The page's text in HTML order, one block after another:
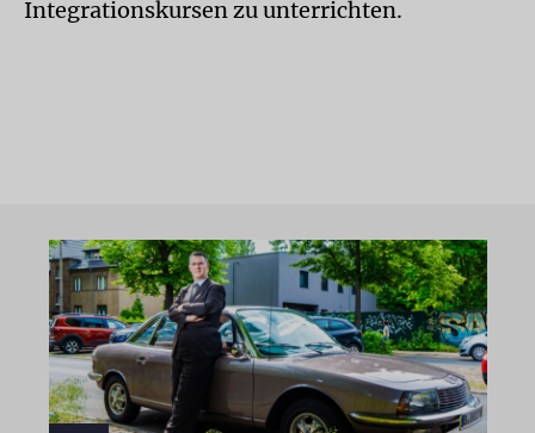
Integrationskursen zu unterrichten.